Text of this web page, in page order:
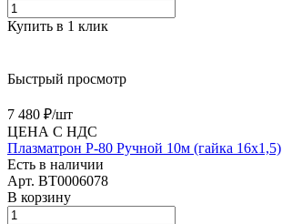
Купить в 1 клик
Быстрый просмотр
7 480 ₽/шт
ЦЕНА С НДС
Плазматрон P-80 Ручной 10м (гайка 16х1,5)
Есть в наличии
Арт. BT0006078
В корзину